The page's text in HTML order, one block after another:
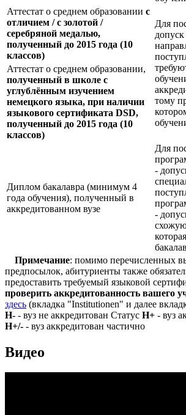
Аттестат о среднем образовании с
отличием / с золотой /
серебряной медалью,
полученный до 2015 года (10
классов)
Для
тому
Аттестат о среднем образовании,
полученный в школе с
углублённым изучением
немецкого языка, при наличии
языкового сертификата DSD,
полученный до 2015 года (10
классов)
Диплом бакалавра (минимум 4
года обучения), полученный в
аккредитованном вузе
Для
-
-
Примечание: помимо перечисленных
предпосылок, абитуриенты также
предоставить требуемый языковой
проверить аккредитованность вашего
здесь (вкладка "Institutionen" и далее
Н- - вуз не аккредитован Статус Н+ - вуз
Н+/- - вуз аккредитован частично
Видео